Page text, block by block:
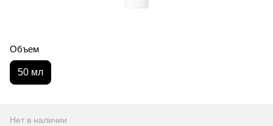
Объем
50 мл
Нет в наличии